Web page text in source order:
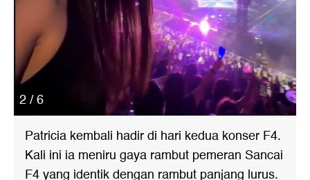
2 / 6
Patricia kembali hadir di hari kedua konser F4.
Kali ini ia meniru gaya rambut pemeran Sancai
F4 yang identik dengan rambut panjang lurus.